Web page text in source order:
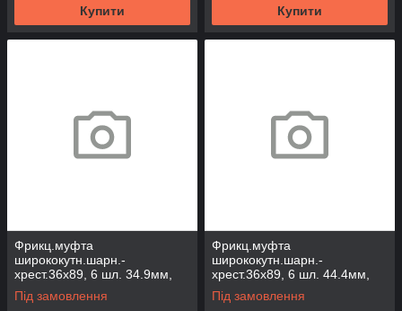
Купити Купити
Фрикц.муфта
ширококутн.шарн.-
хрест.36х89, 6 шл. 34.9мм,
2400Нм під WAJCY3236
(FCWAJ3689-6-2400)
Під замовлення
Фрикц.муфта
ширококутн.шарн.-
хрест.36х89, 6 шл. 44.4мм,
1200Нм під WAJCY3236
(FCWAJ3689-6A-1200)
Під замовлення